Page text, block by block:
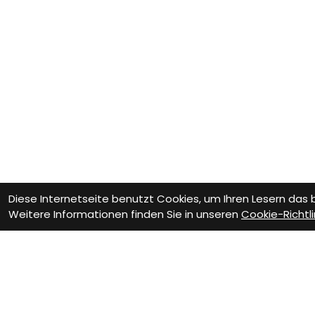
Diese Internetseite benutzt Cookies, um Ihren Lesern
Weitere Informationen finden Sie in unseren Cookie-